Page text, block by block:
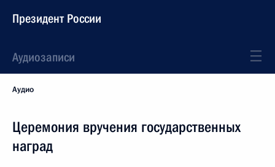
Президент России
Аудиозаписи
Аудио
Церемония вручения государственных
наград